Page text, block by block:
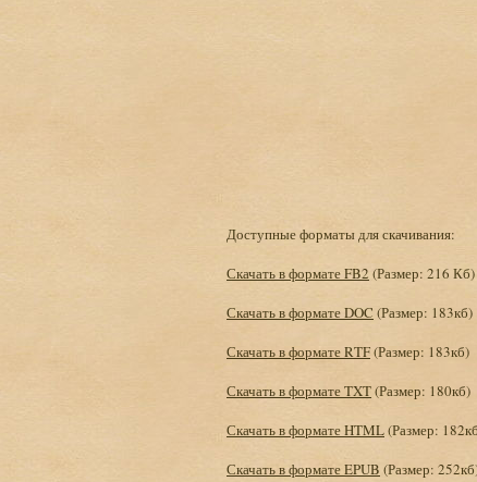
Доступные форматы для скачивания:
Скачать в формате FB2 (Размер: 216 Кб)
Скачать в формате DOC (Размер: 183кб)
Скачать в формате RTF(Размер: 183кб)
Скачать в формате TXT(Размер: 180кб)
Скачать в формате HTML(Размер:
Скачать в формате EPUB (Размер: